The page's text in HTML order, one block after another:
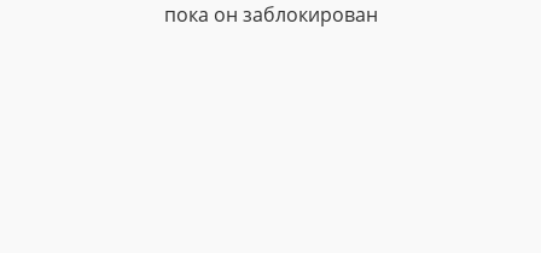
пока он заблокирован